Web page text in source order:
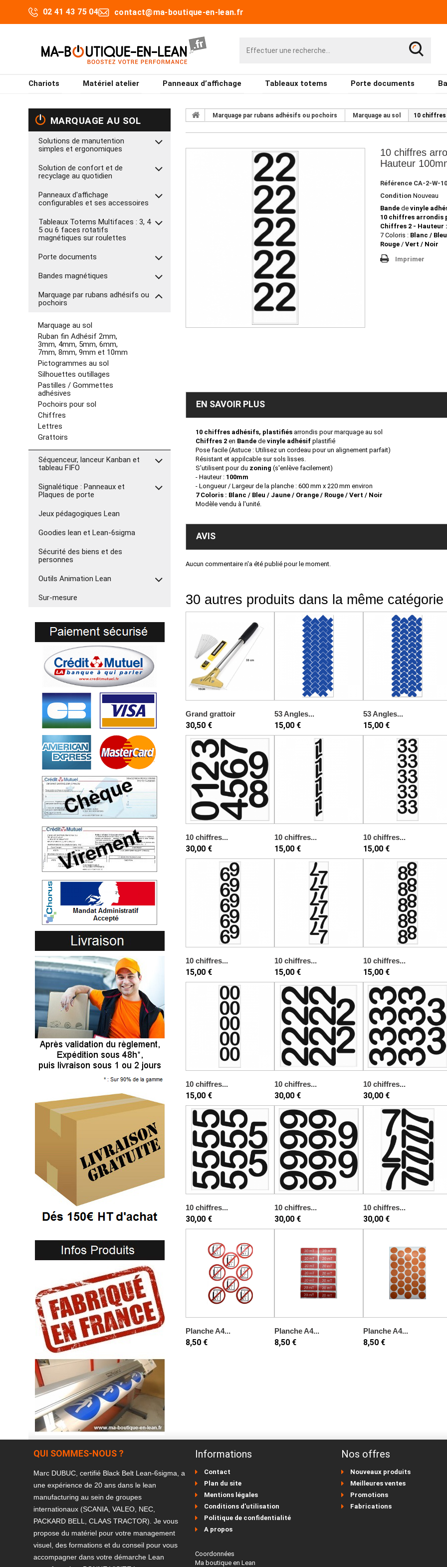
02 41 43 75 04 contact@ma-boutique-en-lean.fr
Chariots Matériel atelier Panneaux d’affichage Tableaux totems Porte documents
MARQUAGE AU SOL
Solutions de manutention
simples et ergonomiques
Solution de confort et de
recyclage au quotidien
Panneaux d'affichage
configurables et ses accessoires
Tableaux Totems Multifaces : 3, 4
5 ou 6 faces rotatifs
magnétiques sur roulettes
Porte documents
Bandes magnétiques
Marquage par rubans adhésifs ou
pochoirs
Marquage au sol
Ruban fin Adhésif 2mm,
3mm, 4mm, 5mm, 6mm,
7mm, 8mm, 9mm et 10mm
Pictogrammes au sol
Silhouettes outillages
Pastilles / Gommettes
adhésives
Pochoirs pour sol
Chiffres
Lettres
Grattoirs
Séquenceur, lanceur Kanban et
tableau FIFO
Signalétique : Panneaux et
Plaques de porte
Jeux pédagogiques Lean
Goodies lean et Lean-6sigma
Sécurité des biens et des
personnes
Outils Animation Lean
Sur-mesure
Marquage par rubans adhésifs ou pochoirs Marquage au sol 10 chiffres
10 chiffres
Hauteur
Référence CA-2-W-
Condition Nouveau
Bandede vinyle
10 chiffres arrondis
Chiffres 2 - Hauteur
7 Coloris : Blanc /
Rouge/ Vert / Noir
Imprimer
EN SAVOIR PLUS
10 chiffres adhésifs, plastifiés arrondis pour marquage au sol
Chiffres 2 en Bande de vinyle adhésif plastifié
Pose facile (Astuce : Utilisez un cordeau pour un alignement parfait)
Résistant et appilcable sur sols lisses.
S'utilisent pour du zoning (s'enlève facilement)
- Hauteur : 100mm
- Longueur / Largeur de la planche : 600 mm x 220 mm environ
7 Coloris : Blanc / Bleu / Jaune / Orange / Rouge / Vert / Noir
Modèle vendu à l'unité.
AVIS
Aucun commentaire n'a été publié pour le moment.
30 autres produits dans la même catégorie
Grand grattoir
30,50 €
53 Angles...
15,00 €
53 Angles...
15,00 €
10 chiffres...
30,00 €
10 chiffres...
15,00 €
10 chiffres...
15,00 €
10 chiffres...
15,00 €
10 chiffres...
15,00 €
10 chiffres...
15,00 €
10 chiffres...
15,00 €
10 chiffres...
30,00 €
10 chiffres...
30,00 €
10 chiffres...
30,00 €
10 chiffres...
30,00 €
10 chiffres...
30,00 €
Planche A4...
8,50 €
Planche A4...
8,50 €
Planche A4...
8,50 €
QUI SOMMES-NOUS ?
Marc DUBUC, certifié Black Belt Lean-6sigma, a
une expérience de 20 ans dans le lean
manufacturing au sein de groupes
internationaux (SCANIA, VALEO, NEC,
PACKARD BELL, CLAAS TRACTOR). Je vous
propose du matériel pour votre management
visuel, des formations et du conseil pour vous
accompagner dans votre démarche Lean
Informations
Contact
Plan du site
Mentions légales
Conditions d'utilisation
Politique de confidentialité
A propos
Nos offres
Nouveaux produits
Meilleures ventes
Promotions
Fabrications
Coordonnées
Ma boutique en Lean